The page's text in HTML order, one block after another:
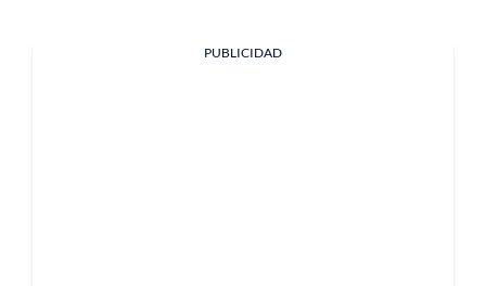
PUBLICIDAD